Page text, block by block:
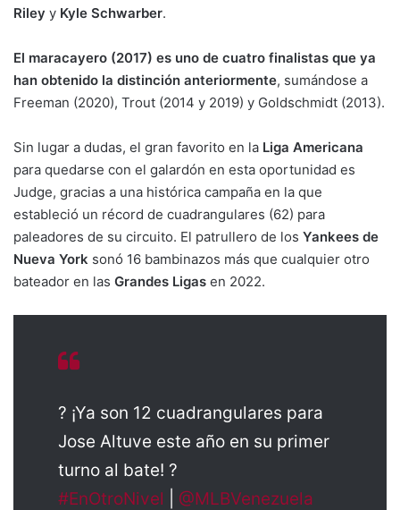
Riley y Kyle Schwarber.
El maracayero (2017) es uno de cuatro finalistas que ya
han obtenido la distinción anteriormente, sumándose a
Freeman (2020), Trout (2014 y 2019) y Goldschmidt (2013).
Sin lugar a dudas, el gran favorito en la Liga Americana
para quedarse con el galardón en esta oportunidad es
Judge, gracias a una histórica campaña en la que
estableció un récord de cuadrangulares (62) para
paleadores de su circuito. El patrullero de los Yankees de
Nueva York sonó 16 bambinazos más que cualquier otro
bateador en las Grandes Ligas en 2022.
?​ ¡Ya son 12 cuadrangulares para
Jose Altuve este año en su primer
turno al bate! ?​
#EnOtroNivel
@MLBVenezuela